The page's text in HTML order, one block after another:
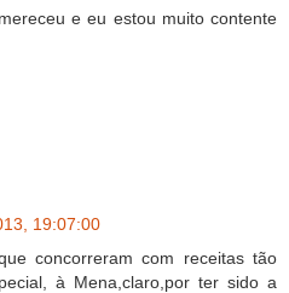
e eu estou muito contente
19:07:00
concorreram com receitas tão
à Mena,claro,por ter sido a